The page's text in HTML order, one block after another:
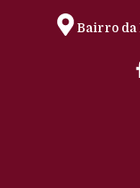
Bairro da